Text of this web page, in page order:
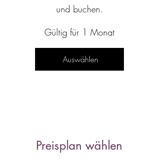
und buchen.
Gültig für 1 Monat
Auswählen
Preisplan wählen